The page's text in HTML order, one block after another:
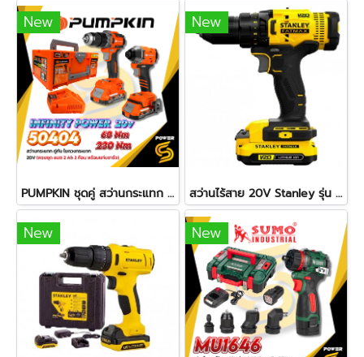
New
PUMPKIN ชุดคู่ สว่านกระแทก 60Nm. และ ไขควงกระแทก 230Nm. 20V รุ่น 50404
New
สว่านไร้สาย 20V Stanley รุ่น SCD700D2K-B1 แบบเตอรี่ 2.0Ah STANLEY
New New